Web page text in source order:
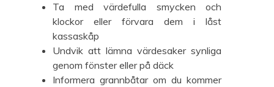
Ta med värdefulla smycken och
klockor eller förvara dem i låst
kassaskåp
Undvik att lämna värdesaker synliga
genom fönster eller på däck
Informera grannbåtar om du kommer